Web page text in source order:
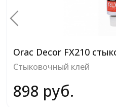
Orac Decor FX210
Стыковочный клей
898 руб.